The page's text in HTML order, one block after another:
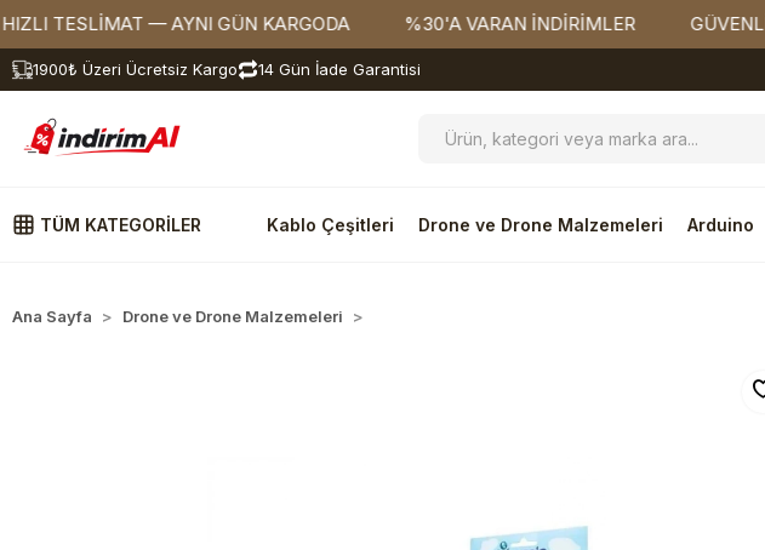
— AYNI GÜN KARGODA %30'A VARAN İNDİRİMLER GÜVENLİ
1900₺ Üzeri Ücretsiz Kargo 14 Gün İade Garantisi
TÜM KATEGORİLER Kablo Çeşitleri Drone ve Drone Malzemeleri Arduino
Ana Sayfa Drone ve Drone Malzemeleri